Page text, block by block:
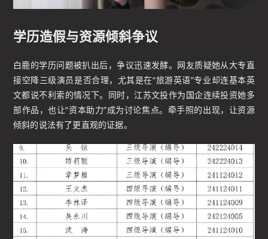
学历造假与资源倾斜争议
白鹿的学历问题被扒出后，争议迅速发酵。网友质疑她从大专直
接空降三级演员是否合理，尤其是在“旅游英语”专业却连基本英
文都说不利索的情况下。同时，江苏文投作为国企连续投资她多
部作品，也让“资本助力”成为讨论焦点。牵手照的出现，让资源
倾斜的说法有了更直观的证据。